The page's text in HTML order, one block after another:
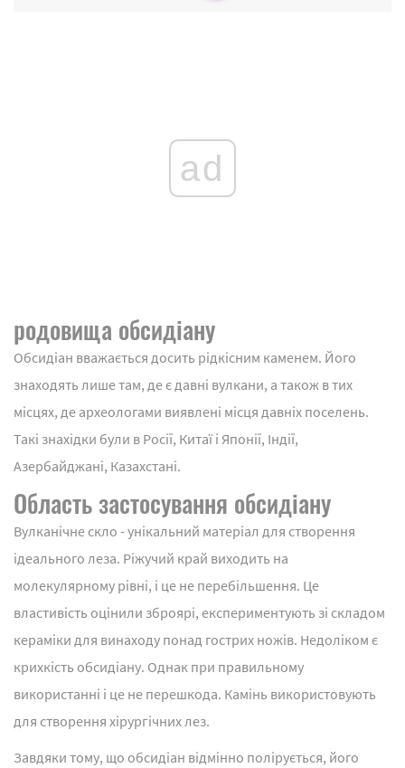
ad
родовища обсидіану
Обсидіан вважається досить рідкісним каменем. Його
знаходять лише там, де є давні вулкани, а також в тих
місцях, де археологами виявлені місця давніх поселень.
Такі знахідки були в Росії, Китаї і Японії, Індії,
Азербайджані, Казахстані.
Область застосування обсидіану
Вулканічне скло - унікальний матеріал для створення
ідеального леза. Ріжучий край виходить на
молекулярному рівні, і це не перебільшення. Це
властивість оцінили зброярі, експериментують зі складом
кераміки для винаходу понад гострих ножів. Недоліком є
крихкість обсидіану. Однак при правильному
використанні і це не перешкода. Камінь використовують
для створення хірургічних лез.
Завдяки тому, що обсидіан відмінно полірується, його